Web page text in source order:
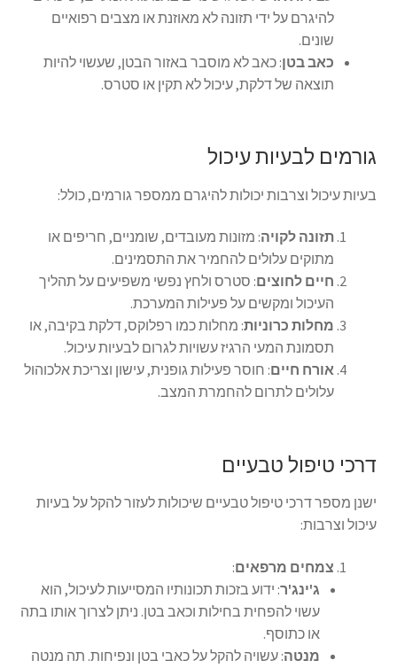
להיגרם על ידי תזונה לא מאוזנת או מצבים רפואיים
שונים.
כאב בטן: כאב לא מוסבר באזור הבטן, שעשוי להיות
תוצאה של דלקת, עיכול לא תקין או סטרס.
גורמים לבעיות עיכול
בעיות עיכול וצרבות יכולות להיגרם ממספר גורמים, כולל:
תזונה לקויה: מזונות מעובדים, שומניים, חריפים או
מתוקים עלולים להחמיר את התסמינים.
חיים לחוצים: סטרס ולחץ נפשי משפיעים על תהליך
העיכול ומקשים על פעילות המערכת.
מחלות כרוניות: מחלות כמו רפלוקס, דלקת בקיבה, או
תסמונת המעי הרגיז עשויות לגרום לבעיות עיכול.
אורח חיים: חוסר פעילות גופנית, עישון וצריכת אלכוהול
עלולים לתרום להחמרת המצב.
דרכי טיפול טבעיים
ישנן מספר דרכי טיפול טבעיים שיכולות לעזור להקל על בעיות
עיכול וצרבות:
צמחים מרפאים:
ג'ינג'ר: ידוע בזכות תכונותיו המסייעות לעיכול, הוא
עשוי להפחית בחילות וכאב בטן. ניתן לצרוך אותו בתה
או כתוסף.
מנטה: עשויה להקל על כאבי בטן ונפיחות. תה מנטה